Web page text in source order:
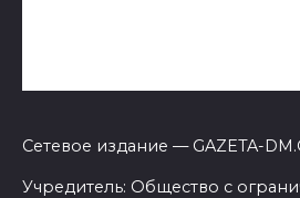
Сетевое издание — GAZETA-
Учредитель: Общество с